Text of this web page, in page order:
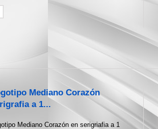
Mediano Corazón
a 1...
Mediano Corazón en serigriafia a 1